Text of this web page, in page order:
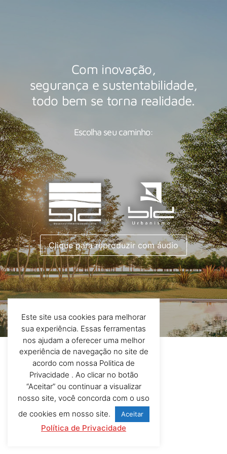
Com inovação,
segurança e sustentabilidade,
todo bem se torna realidade.
Escolha seu caminho:
Clique para reproduzir com áudio
Este site usa cookies para melhorar
sua experiência. Essas ferramentas
nos ajudam a oferecer uma melhor
experiência de navegação no site de
acordo com nossa Politica de
Privacidade . Ao clicar no botão
“Aceitar” ou continuar a visualizar
nosso site, você concorda com o uso
de cookies em nosso site.
Aceitar
Política de Privacidade